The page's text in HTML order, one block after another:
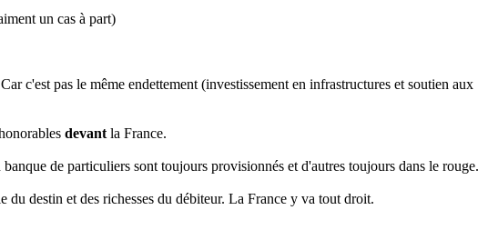
un cas à part)
c'est pas le même endettement (investissement en infrastructures et soutien aux
devant la France.
de particuliers sont toujours provisionnés et d'autres toujours dans le rouge.
du destin et des richesses du débiteur. La France y va tout droit.